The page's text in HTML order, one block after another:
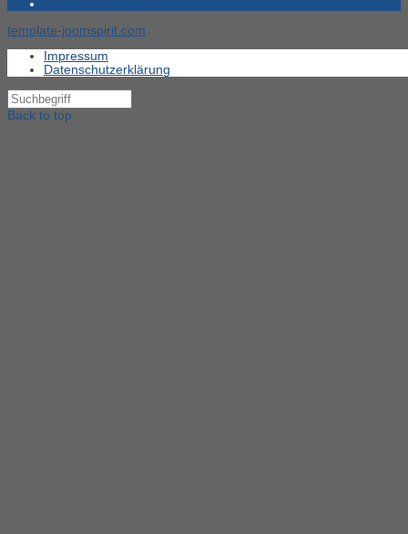
template-joomspirit.com
Impressum
Datenschutzerklärung
Back to top